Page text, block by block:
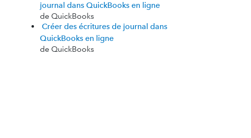
journal dans QuickBooks en ligne
de QuickBooks
Créer des écritures de journal dans
QuickBooks en ligne
de QuickBooks